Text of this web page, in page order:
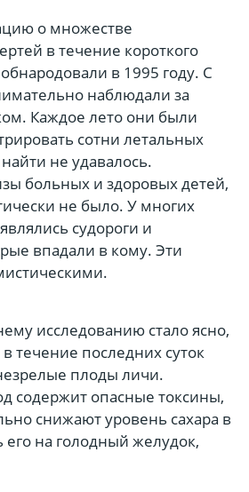
о множестве
в течение короткого
в 1995 году. С
наблюдали за
Каждое лето они были
сотни летальных
не удавалось.
больных и здоровых детей,
не было. У многих
судороги и
впадали в кому. Эти
исследованию стало ясно,
течение последних суток
плоды личи.
содержит опасные токсины,
снижают уровень сахара в
его на голодный желудок,